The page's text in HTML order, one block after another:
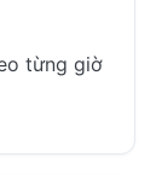
từng giờ